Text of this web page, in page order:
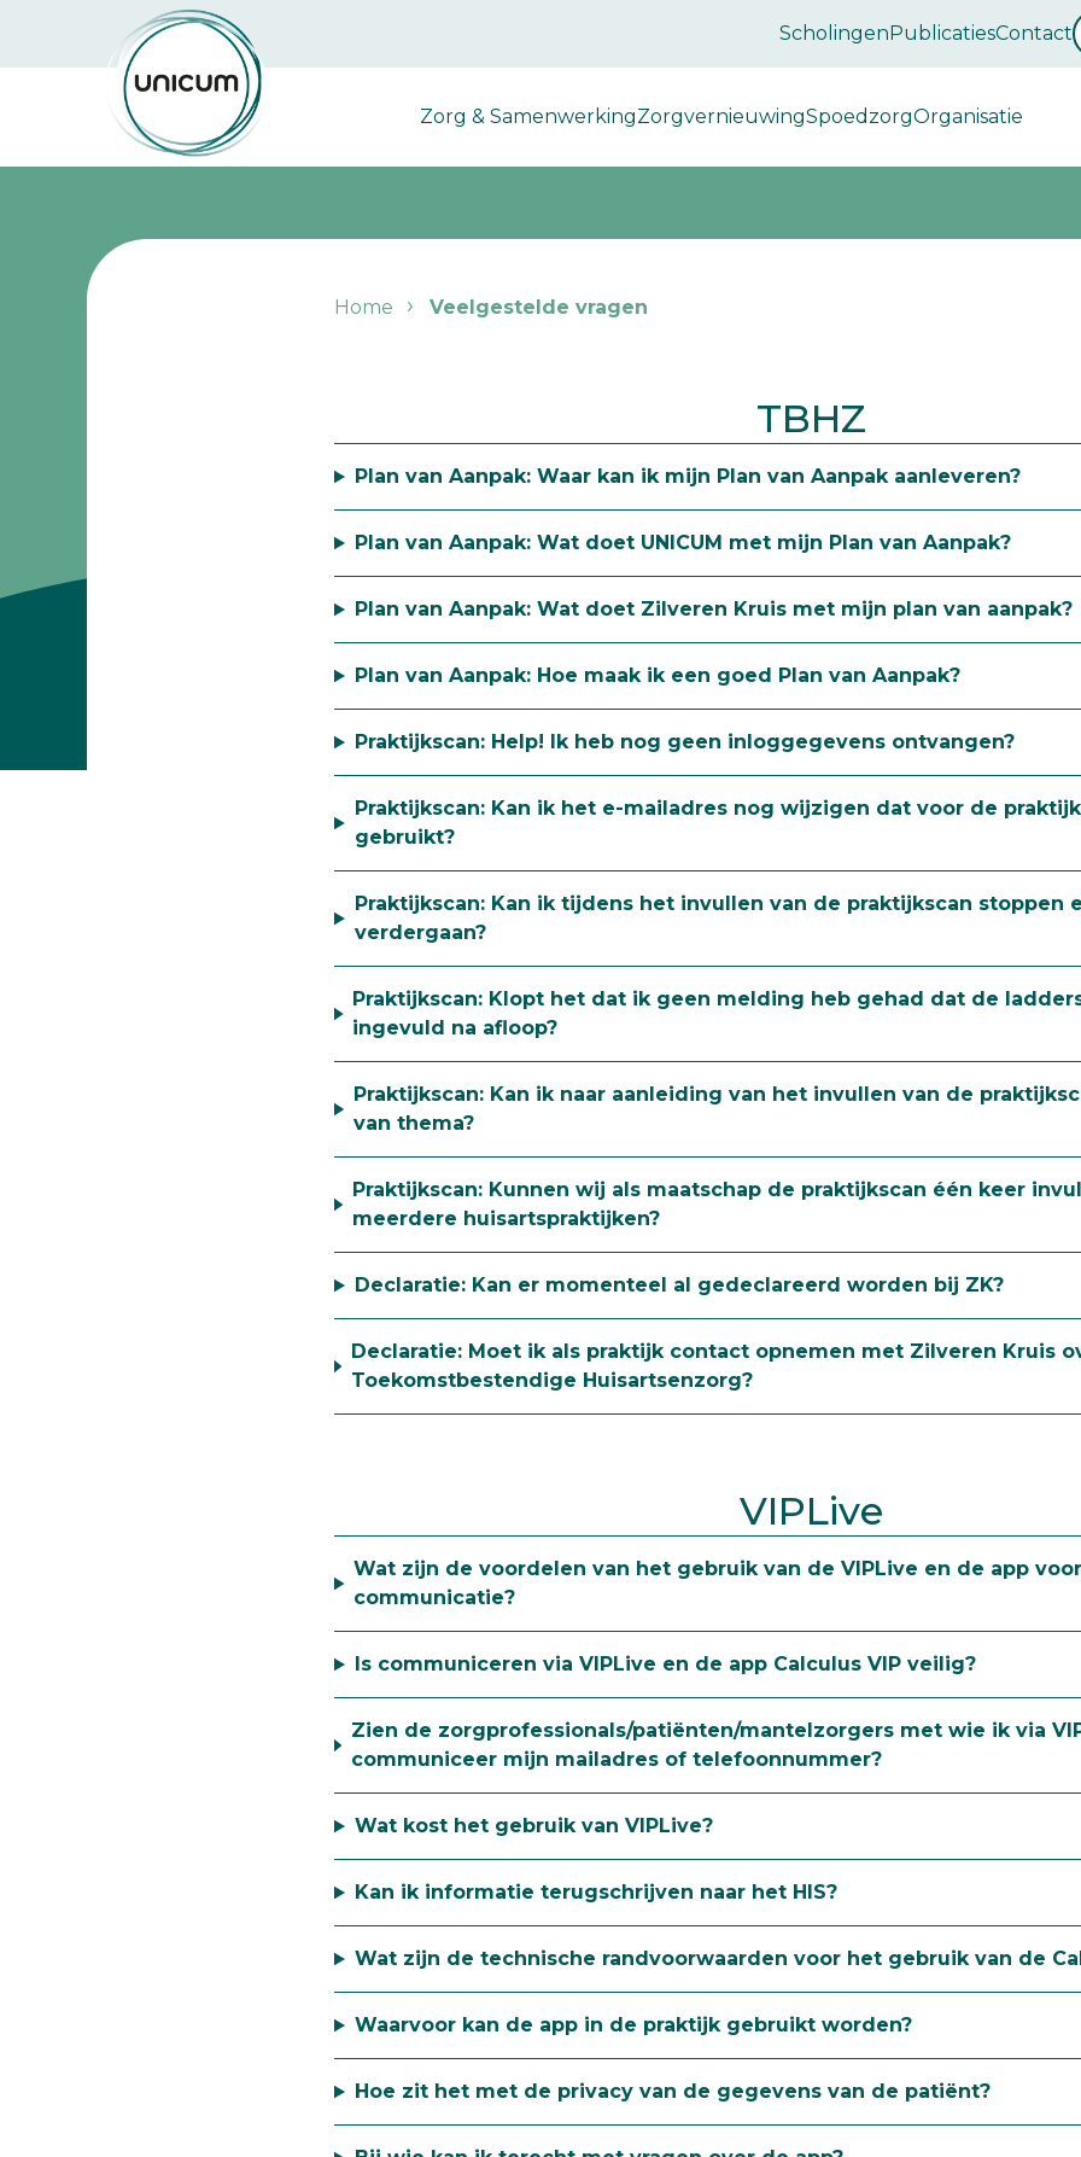
ScholingenPublicatiesContact
Zorg & SamenwerkingZorgvernieuwingSpoedzorgOrganisatie
Veelgestelde
vragen
Home Veelgestelde vragen
TBHZ
Plan van Aanpak: Waar kan ik mijn Plan van Aanpak aanleveren?
Plan van Aanpak: Wat doet UNICUM met mijn Plan van Aanpak?
Plan van Aanpak: Wat doet Zilveren Kruis met mijn plan van aanpak?
Plan van Aanpak: Hoe maak ik een goed Plan van Aanpak?
Praktijkscan: Help! Ik heb nog geen inloggegevens ontvangen?
Praktijkscan: Kan ik het e-mailadres nog wijzigen dat voor de
gebruikt?
Praktijkscan: Kan ik tijdens het invullen van de praktijkscan stoppen
verdergaan?
Praktijkscan: Klopt het dat ik geen melding heb gehad dat de
ingevuld na afloop?
Praktijkscan: Kan ik naar aanleiding van het invullen van de
van thema?
Praktijkscan: Kunnen wij als maatschap de praktijkscan één keer
meerdere huisartspraktijken?
Declaratie: Kan er momenteel al gedeclareerd worden bij ZK?
Declaratie: Moet ik als praktijk contact opnemen met Zilveren Kruis
Toekomstbestendige Huisartsenzorg?
VIPLive
Wat zijn de voordelen van het gebruik van de VIPLive en de app
communicatie?
Is communiceren via VIPLive en de app Calculus VIP veilig?
Zien de zorgprofessionals/patiënten/mantelzorgers met wie ik via
communiceer mijn mailadres of telefoonnummer?
Wat kost het gebruik van VIPLive?
Kan ik informatie terugschrijven naar het HIS?
Wat zijn de technische randvoorwaarden voor het gebruik van de
Waarvoor kan de app in de praktijk gebruikt worden?
Hoe zit het met de privacy van de gegevens van de patiënt?